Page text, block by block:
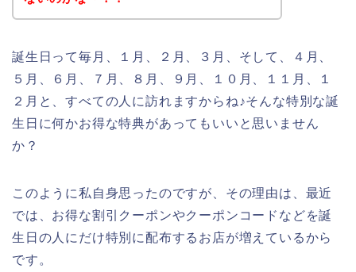
誕生日って毎月、１月、２月、３月、そして、４月、
５月、６月、７月、８月、９月、１０月、１１月、１
２月と、すべての人に訪れますからね♪そんな特別な誕
生日に何かお得な特典があってもいいと思いません
か？
このように私自身思ったのですが、その理由は、最近
では、お得な割引クーポンやクーポンコードなどを誕
生日の人にだけ特別に配布するお店が増えているから
です。